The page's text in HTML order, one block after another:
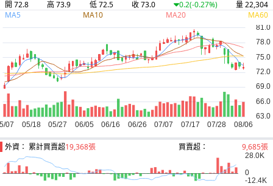
開 72.8 高 73.9 低 72.5 收 73.0 0.2(-0.27%)
量 22,304
MA5
MA10 MA20 MA60
外資： 累計買賣超19,368張 買賣超： 9,685張